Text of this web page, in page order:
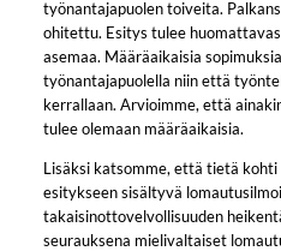
työnantajapuolen toiveita.
ohitettu. Esitys tulee
asemaa. Määräaikaisia
työnantajapuolella niin että
kerrallaan. Arvioimme, että
tulee olemaan määräaikaisia.
Lisäksi katsomme, että tietä kohti
esitykseen sisältyvä
takaisinottovelvollisuuden
seurauksena mielivaltaiset